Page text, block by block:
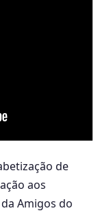
de
aos
Amigos do